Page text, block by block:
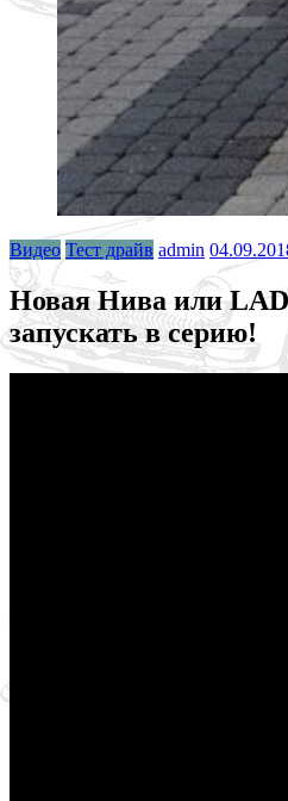
Видео Тест драйв admin
Новая Нива или
запускать в серию!